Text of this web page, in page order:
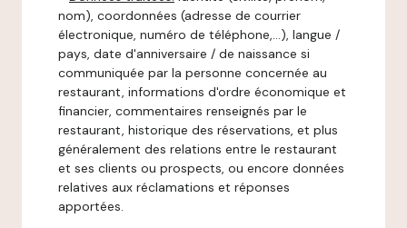
nom), coordonnées (adresse de courrier
électronique, numéro de téléphone,…), langue /
pays, date d'anniversaire / de naissance si
communiquée par la personne concernée au
restaurant, informations d'ordre économique et
financier, commentaires renseignés par le
restaurant, historique des réservations, et plus
généralement des relations entre le restaurant
et ses clients ou prospects, ou encore données
relatives aux réclamations et réponses
apportées.